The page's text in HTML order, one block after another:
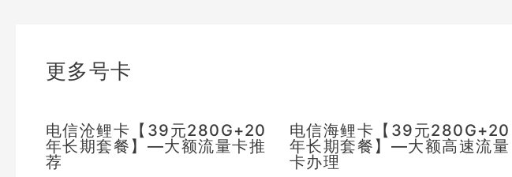
更多号卡
电信沧鲤卡【39元280G+20
年长期套餐】—大额流量卡推
荐
电信海鲤卡【39元280G+20
年长期套餐】—大额高速流量
卡办理